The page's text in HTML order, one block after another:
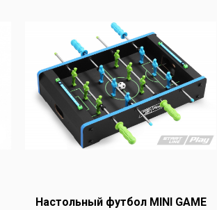
Настольный футбол MINI GAME